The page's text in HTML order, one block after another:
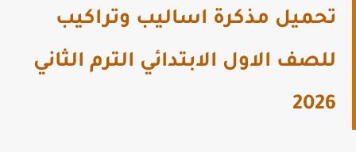
تحميل مذكرة اساليب وتراكيب
للصف الاول الابتدائي الترم الثاني
2026